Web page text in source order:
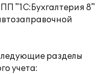
"1С:Бухгалтерия 8"
разделы
учета: